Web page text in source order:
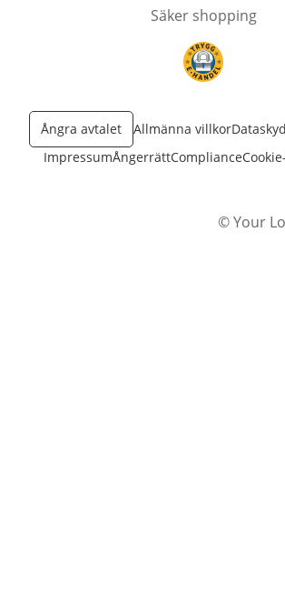
Säker shopping
öppnas i nytt
Ångra avtalet Allmänna villkor
ImpressumÅngerrättCompliance
© Your